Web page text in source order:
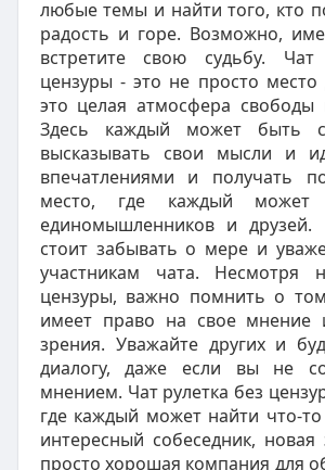
любые темы и найти того, кто
радость и горе. Возможно,
встретите свою судьбу. Чат
цензуры - это не просто
это целая атмосфера свободы
Здесь каждый может быть
высказывать свои мысли и
впечатлениями и получать
место, где каждый может
единомышленников и
стоит забывать о мере и
участникам чата. Несмотря
цензуры, важно помнить о
имеет право на свое мнение
зрения. Уважайте других и
диалогу, даже если вы не
мнением. Чат рулетка без
где каждый может найти что-
интересный собеседник,
просто хорошая компания для